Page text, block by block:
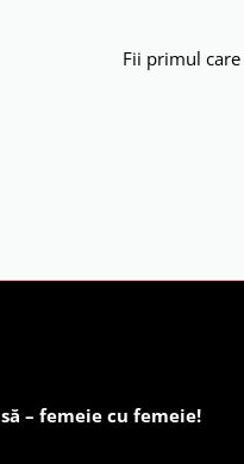
Fii primul
– femeie cu femeie!